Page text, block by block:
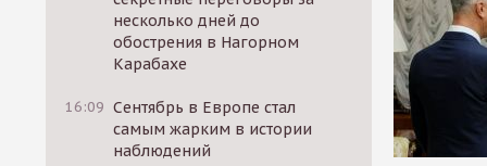
несколько дней до
обострения в Нагорном
Карабахе
16:09 Сентябрь в Европе стал
самым жарким в истории
наблюдений